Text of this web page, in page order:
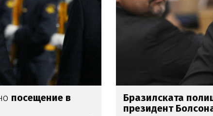
посещение в Бразилската
президент